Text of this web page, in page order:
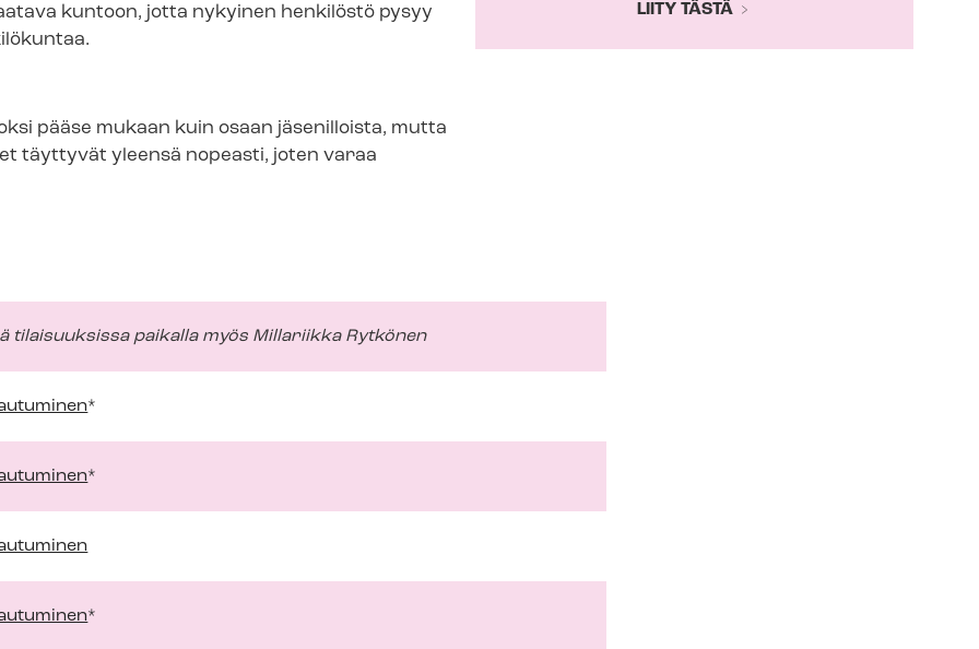
kuntoon, jotta nykyinen henkilöstö pysyy
pääse mukaan kuin osaan jäsenilloista, mutta
täyttyvät yleensä nopeasti, joten varaa
tilaisuuksissa paikalla myös Millariikka Rytkönen
*
*
*
LIITY TÄSTÄ